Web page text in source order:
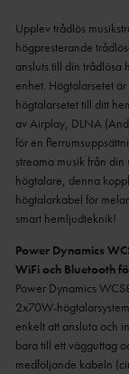
Upplev trådlös
högpresterande
ansluts till din trådlösa
enhet. Högtalarsetet
högtalarsetet till ditt
av Airplay, DLNA
för en
streama musik från
högtalare, denna
högtalarkabel för
smart hemljudteknik!
Power Dynamics
WiFi och Bluetooth
Power Dynamics
2x70W-
enkelt att ansluta och
bara till ett vägguttag
medföljande kabeln